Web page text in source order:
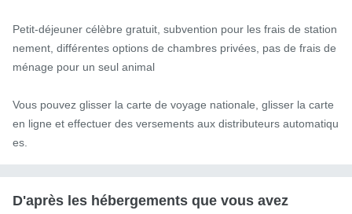
Petit-déjeuner célèbre gratuit, subvention pour les frais de station
nement, différentes options de chambres privées, pas de frais de
ménage pour un seul animal
Vous pouvez glisser la carte de voyage nationale, glisser la carte
en ligne et effectuer des versements aux distributeurs automatiqu
es.
D'après les hébergements que vous avez